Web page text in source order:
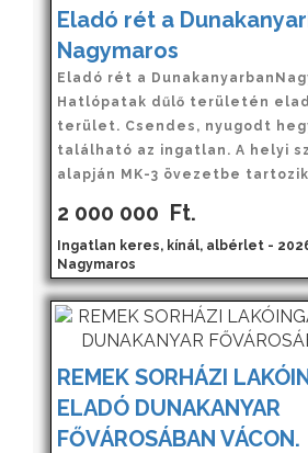
Eladó rét a
Nagymaros
Eladó rét a
Hatlópatak dűlő területén
terület. Csendes, nyugodt
található az ingatlan. A helyi
alapján MK-3 övezetbe
2 000 000 Ft.
Ingatlan keres, kínál, albérlet -
Nagymaros
REMEK SORHÁZI
ELADÓ DUNAKANYAR
FŐVÁROSÁBAN VÁCON.